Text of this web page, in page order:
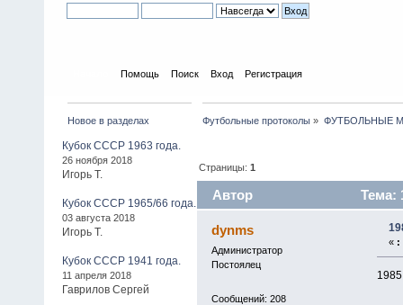
Помощь Поиск Вход Регистрация
Новое в разделах
Кубок СССР 1963 года.
26 ноября 2018
Игорь Т.
Кубок СССР 1965/66 года.
03 августа 2018
Игорь Т.
Кубок СССР 1941 года.
11 апреля 2018
Гаврилов Сергей
Футбольные протоколы » ФУТБОЛЬНЫЕ
Страницы:1
Автор Тема:
dynms
Администратор
Постоялец
Сообщений: 208
« :